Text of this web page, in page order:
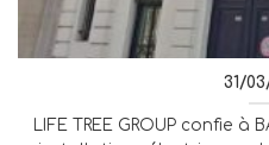
31/
LIFE TREE GROUP confie à